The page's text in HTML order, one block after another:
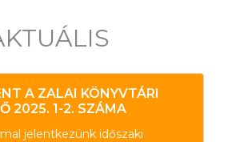
A ZALAI KÖNYVTÁRI
2025. 1-2. SZÁMA
jelentkezünk időszaki